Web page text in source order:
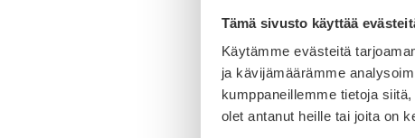
Tämä sivusto käyttää
Käytämme evästeitä
ja kävijämäärämme
kumppaneillemme tietoja
olet antanut heille tai joita on
25,50 €